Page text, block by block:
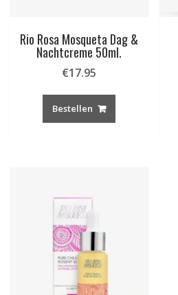
Rio Rosa Mosqueta Dag &
Nachtcreme 50ml.
€17.95
Bestellen